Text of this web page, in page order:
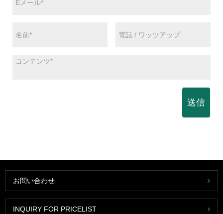
送信
お問い合わせ
INQUIRY FOR PRICELIST